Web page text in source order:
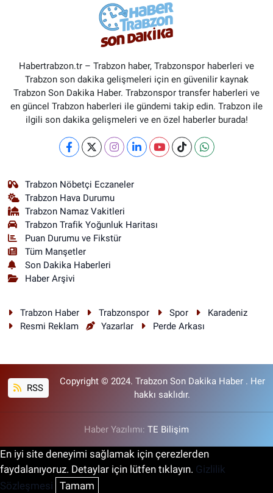
Habertrabzon.tr – Trabzon haber, Trabzonspor haberleri ve
Trabzon son dakika gelişmeleri için en güvenilir kaynak
Trabzon Son Dakika Haber. Trabzonspor transfer haberleri ve
en güncel Trabzon haberleri ile gündemi takip edin. Trabzon ile
ilgili son dakika gelişmeleri ve en özel haberler burada!
Trabzon Nöbetçi Eczaneler
Trabzon Hava Durumu
Trabzon Namaz Vakitleri
Trabzon Trafik Yoğunluk Haritası
Puan Durumu ve Fikstür
Tüm Manşetler
Son Dakika Haberleri
Haber Arşivi
Trabzon Haber Trabzonspor Spor
Karadeniz
Resmi Reklam
Yazarlar Perde Arkası
RSS
Copyright © 2024. Trabzon Son Dakika Haber . Her
hakkı saklıdır.
Haber Yazılımı: TE Bilişim
En iyi site deneyimi sağlamak için çerezlerden
faydalanıyoruz. Detaylar için lütfen tıklayın. Gizlilik
Sözleşmesi Tamam